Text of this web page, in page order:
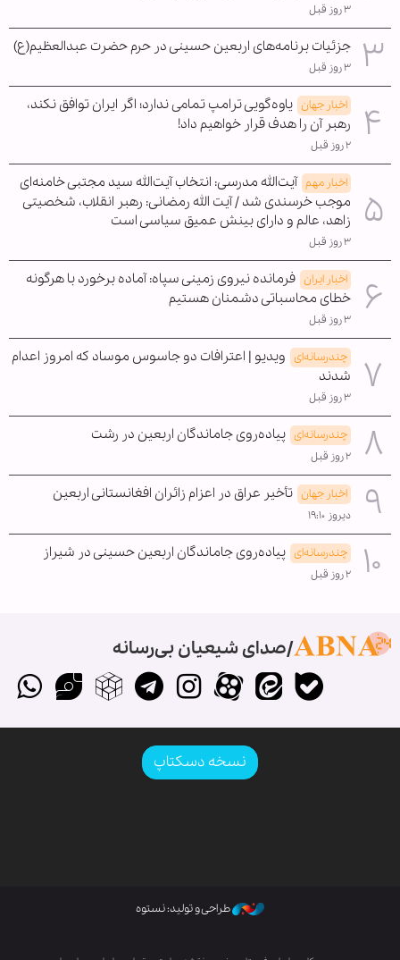
۳ روز قبل
جزئیات برنامه‌های اربعین حسینی در حرم حضرت عبدالعظیم(ع)
۳ روز قبل
اخبار جهان یاوه‌گویی ترامپ تمامی ندارد؛ اگر ایران توافق نکند،
رهبر آن را هدف قرار خواهیم داد!
۲ روز قبل
اخبار مهم آیت‌الله مدرسی: انتخاب آیت‌الله سید مجتبی خامنه‌ای
موجب خرسندی شد / آیت الله رمضانی: رهبر انقلاب، شخصیتی
زاهد، عالم و دارای بینش عمیق سیاسی است
۳ روز قبل
اخبار ایران فرمانده نیروی زمینی سپاه: آماده برخورد با هرگونه
خطای محاسباتی دشمنان هستیم
۳ روز قبل
چندرسانه‌ای ویدیو | اعترافات دو جاسوس موساد که امروز اعدام
شدند
۳ روز قبل
چندرسانه‌ای پیاده‌روی جاماندگان اربعین در رشت
۲ روز قبل
اخبار جهان تأخیر عراق در اعزام زائران افغانستانی اربعین
دیروز ۱۹:۱۰
چندرسانه‌ای پیاده‌روی جاماندگان اربعین حسینی در شیراز
۲ روز قبل
صدای شیعیان بی‌رسانه
نسخه دسکتاپ
طراحی و تولید: نستوه